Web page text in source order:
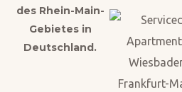
des Rhein-Main-
Gebietes in
Deutschland.